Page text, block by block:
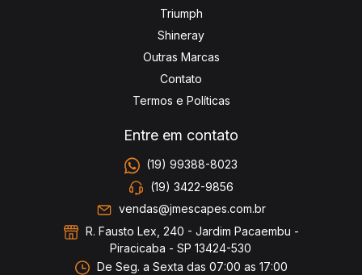
Triumph
Shineray
Outras Marcas
Contato
Termos e Políticas
Entre em contato
(19) 99388-8023
(19) 3422-9856
vendas@jmescapes.com.br
R. Fausto Lex, 240 - Jardim Pacaembu -
Piracicaba - SP 13424-530
De Seg. a Sexta das 07:00 as 17:00